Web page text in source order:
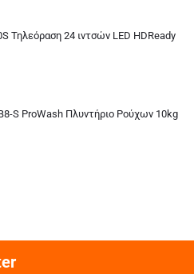
Τηλεόραση 24 ιντσών LED HDReady
S ProWash Πλυντήριο Ρούχων 10kg